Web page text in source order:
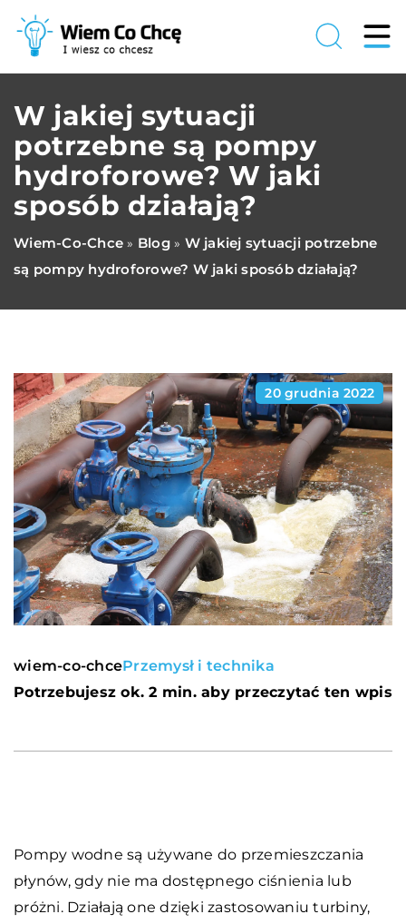
W jakiej sytuacji
potrzebne są pompy
hydroforowe? W jaki
sposób działają?
Wiem-Co-Chce » Blog» W jakiej sytuacji potrzebne
są pompy hydroforowe? W jaki sposób działają?
20 grudnia 2022
wiem-co-chcePrzemysł i technika
Potrzebujesz ok. 2 min. aby przeczytać ten wpis
Pompy wodne są używane do przemieszczania
płynów, gdy nie ma dostępnego ciśnienia lub
próżni. Działają one dzięki zastosowaniu turbiny,